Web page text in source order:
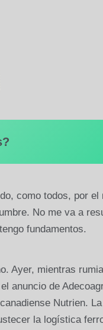
como todos, por
No me va a
fundamentos.
Ayer, mientras
anuncio de
Nutrien.
la logística